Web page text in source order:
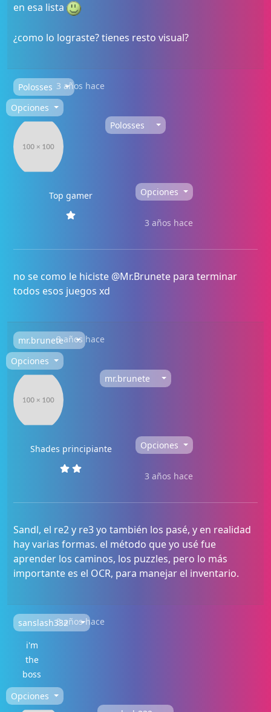
en esa lista
¿como lo lograste? tienes resto visual?
Polosses 3 años hace
Opciones
Polosses
Top gamer Opciones
3 años hace
no se como le hiciste @Mr.Brunete para terminar
todos esos juegos xd
mr.brunete3 años hace
Opciones
mr.brunete
Shades principiante Opciones
3 años hace
Sandl, el re2 y re3 yo también los pasé, y en realidad
hay varias formas. el método que yo usé fue
aprender los caminos, los puzzles, pero lo más
importante es el OCR, para manejar el inventario.
sanslash332
i'm
the
boss
3 años hace
Opciones